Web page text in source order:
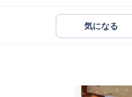
気になる